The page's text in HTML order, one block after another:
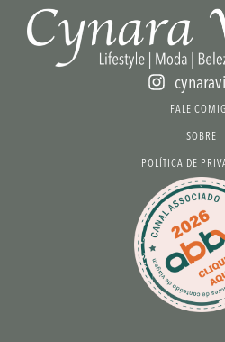
FALE
SOBRE
POLÍTICA DE